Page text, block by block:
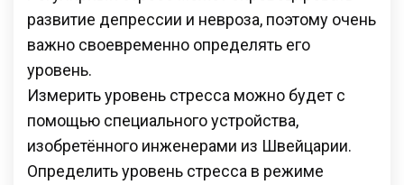
развитие депрессии и невроза, поэтому очень
важно своевременно определять его
уровень.
Измерить уровень стресса можно будет с
помощью специального устройства,
изобретённого инженерами из Швейцарии.
Определить уровень стресса в режиме